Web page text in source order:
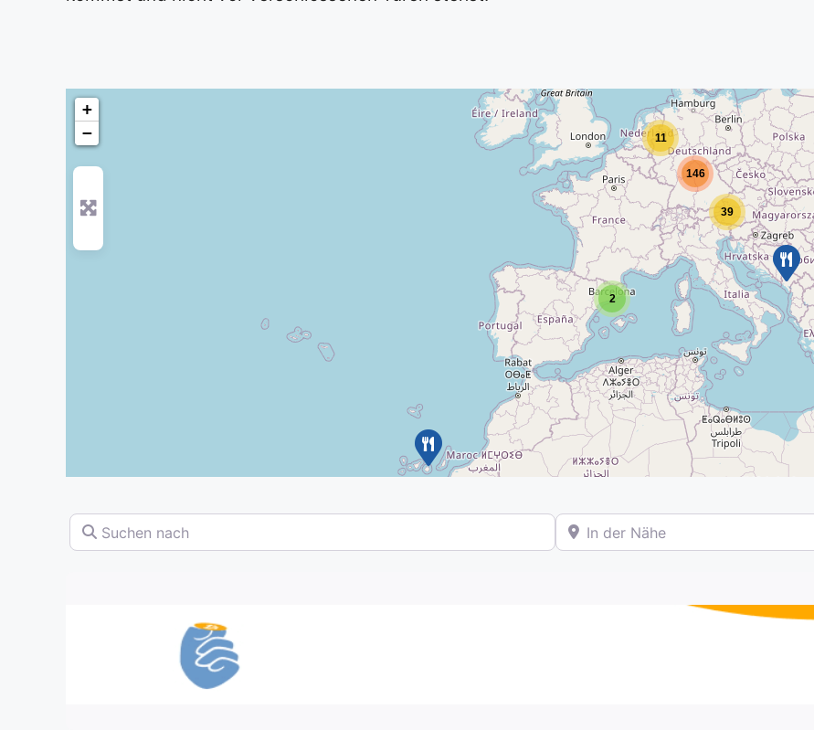
2
11
39
146
+
−
Suchen nach In der Nähe